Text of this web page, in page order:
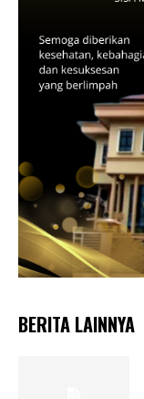
BERITA LAINNYA